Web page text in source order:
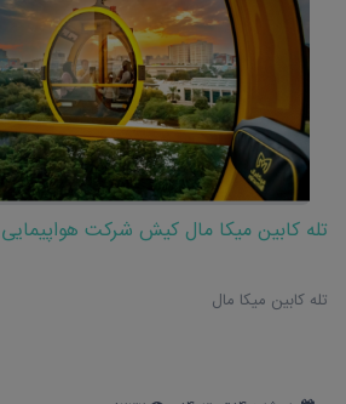
تله کابین میکا مال کیش شرکت
تله کابین میکا مال